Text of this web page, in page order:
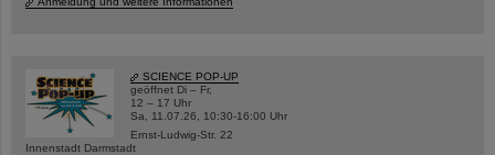
SCIENCE POP-UP
geöffnet Di – Fr,
12 – 17 Uhr
Sa, 11.07.26, 10:30-16:00 Uhr
Ernst-Ludwig-Str. 22
Innenstadt Darmstadt